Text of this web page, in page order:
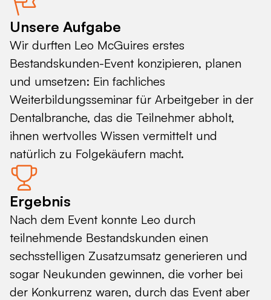
Unsere Aufgabe
Wir durften Leo McGuires erstes
Bestandskunden-Event konzipieren, planen
und umsetzen: Ein fachliches
Weiterbildungsseminar für Arbeitgeber in der
Dentalbranche, das die Teilnehmer abholt,
ihnen wertvolles Wissen vermittelt und
natürlich zu Folgekäufern macht.
Ergebnis
Nach dem Event konnte Leo durch
teilnehmende Bestandskunden einen
sechsstelligen Zusatzumsatz generieren und
sogar Neukunden gewinnen, die vorher bei
der Konkurrenz waren, durch das Event aber